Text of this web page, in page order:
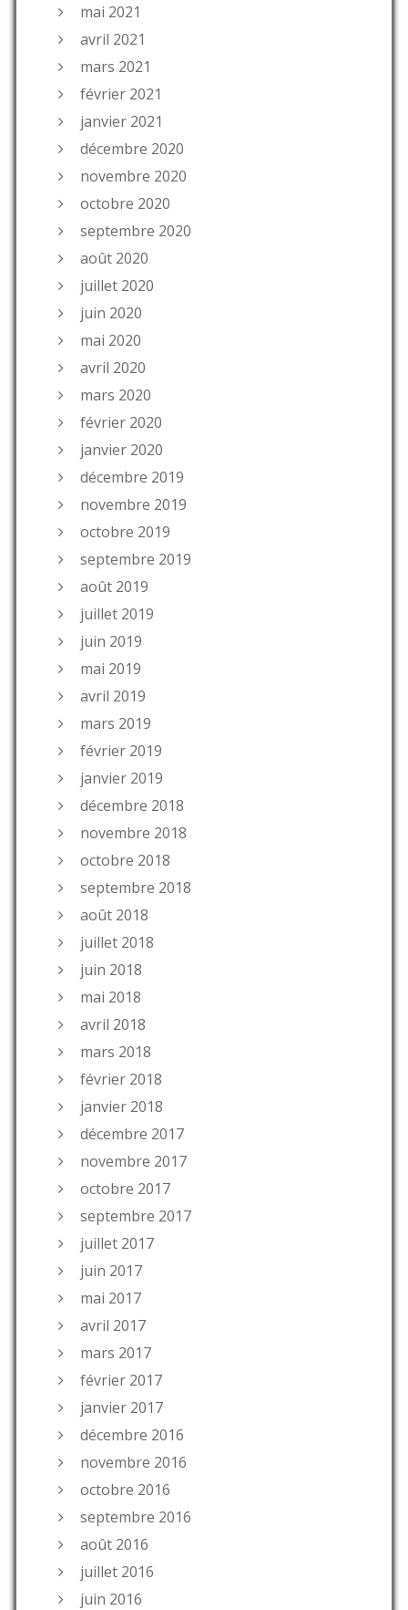
mai 2021
avril 2021
mars 2021
février 2021
janvier 2021
décembre 2020
novembre 2020
octobre 2020
septembre 2020
août 2020
juillet 2020
juin 2020
mai 2020
avril 2020
mars 2020
février 2020
janvier 2020
décembre 2019
novembre 2019
octobre 2019
septembre 2019
août 2019
juillet 2019
juin 2019
mai 2019
avril 2019
mars 2019
février 2019
janvier 2019
décembre 2018
novembre 2018
octobre 2018
septembre 2018
août 2018
juillet 2018
juin 2018
mai 2018
avril 2018
mars 2018
février 2018
janvier 2018
décembre 2017
novembre 2017
octobre 2017
septembre 2017
juillet 2017
juin 2017
mai 2017
avril 2017
mars 2017
février 2017
janvier 2017
décembre 2016
novembre 2016
octobre 2016
septembre 2016
août 2016
juillet 2016
juin 2016